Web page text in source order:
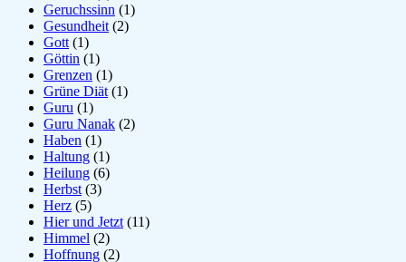
Geruchssinn (1)
Gesundheit (2)
Gott (1)
Göttin (1)
Grenzen (1)
Grüne Diät (1)
Guru (1)
Guru Nanak (2)
Haben (1)
Haltung (1)
Heilung (6)
Herbst (3)
Herz (5)
Hier und Jetzt (11)
Himmel (2)
Hoffnung (2)